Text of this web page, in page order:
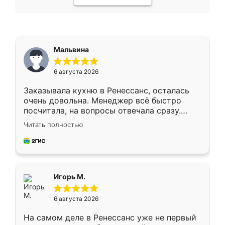
Мальвина
6 августа 2026
Заказывала кухню в Ренессанс, осталась
очень довольна. Менеджер всё быстро
посчитала, на вопросы отвечала сразу.
Замерщик приехал в субботу, подошёл к
делу со всей ответственностью. Собрали
за день, ребята работали аккуратно, даже
Читать полностью
Игорь М.
6 августа 2026
На самом деле в Ренессанс уже не первый